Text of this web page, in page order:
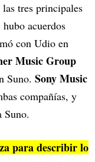
tres principales
acuerdos
con Udio en
Music Group
Suno. Sony Music
compañías, y
Suno.
para describir lo